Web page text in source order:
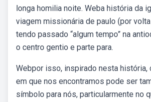
longa homilia noite. Weba história da
viagem missionária de paulo (por
tendo passado “algum tempo” na
o centro gentio e parte para.
Webpor isso, inspirado nesta história,
em que nos encontramos pode ser
símbolo para nós, particularmente no